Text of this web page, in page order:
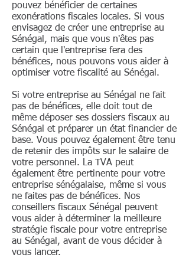
pouvez bénéficier de certaines
exonérations fiscales locales. Si vous
envisagez de créer une entreprise au
Sénégal, mais que vous n'êtes pas
certain que l'entreprise fera des
bénéfices, nous pouvons vous aider à
optimiser votre fiscalité au Sénégal.
Si votre entreprise au Sénégal ne fait
pas de bénéfices, elle doit tout de
même déposer ses dossiers fiscaux au
Sénégal et préparer un état financier de
base. Vous pouvez également être tenu
de retenir des impôts sur le salaire de
votre personnel. La TVA peut
également être pertinente pour votre
entreprise sénégalaise, même si vous
ne faites pas de bénéfices. Nos
conseillers fiscaux Sénégal peuvent
vous aider à déterminer la meilleure
stratégie fiscale pour votre entreprise
au Sénégal, avant de vous décider à
vous lancer.